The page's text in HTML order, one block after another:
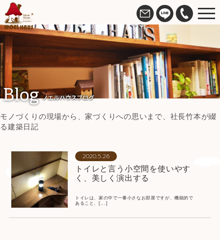
モノづくりの現場から、家づくりへの思いまで、社長竹本が綴
る建築日記
2020.5.26
トイレと言う小空間を使いやす
く、美しく演出する
トイレは、家の中で一番小さなお部屋ですが、機能的で
あること、[...]